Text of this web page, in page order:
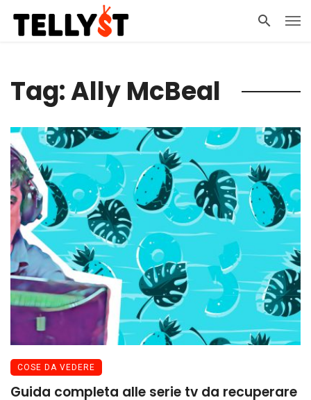
Tag: Ally McBeal
COSE DA VEDERE
Guida completa alle serie tv da recuperare